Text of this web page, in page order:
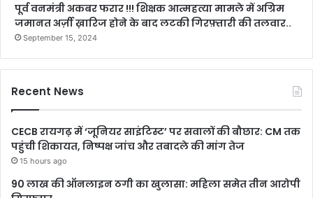
पूर्व वनमंत्री अकबर फरार !!! शिक्षक आत्महत्या मामले में अग्रिम
जमानत अर्ज़ी ख़ारिज होने के बाद लटकी गिरफ़्तारी की तलवार..
September 15, 2024
Recent News
CECB रायगढ़ में ‘जूनियर साइंटिस्ट’ पर सवालों की बौछार: CM तक
पहुंची शिकायत, निष्पक्ष जांच और तबादले की मांग तेज
15 hours ago
90 लाख की ऑनलाइन ठगी का खुलासा: महिला समेत तीन आरोपी